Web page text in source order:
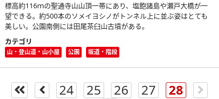
標高約116ｍの聖通寺山山頂一帯にあり、塩飽諸島や瀬戸大橋が一
望できる。約500本のソメイヨシノがトンネル上に並ぶ姿はとても
美しい。公園南側には田尾茶臼山古墳がある。
カテゴリ
山・登山道・山小屋 公園 坂道・階段
24 25 26 27 28